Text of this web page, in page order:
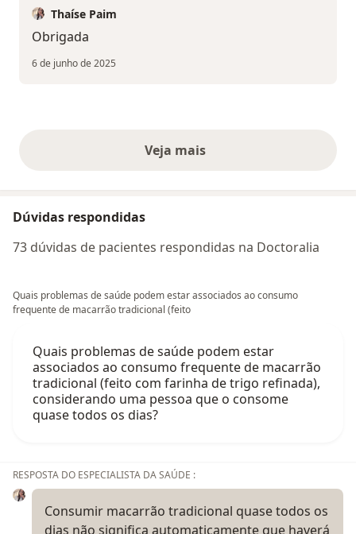
Thaíse Paim
Obrigada
6 de junho de 2025
Veja maisopiniões acima
Dúvidas respondidas
73 dúvidas de pacientes respondidas na Doctoralia
Quais problemas de saúde podem estar associados ao consumo
frequente de macarrão tradicional (feito
Quais problemas de saúde podem estar
associados ao consumo frequente de macarrão
tradicional (feito com farinha de trigo refinada),
considerando uma pessoa que o consome
quase todos os dias?
RESPOSTA DO ESPECIALISTA DA SAÚDE :
Consumir macarrão tradicional quase todos os
dias não significa automaticamente que haverá